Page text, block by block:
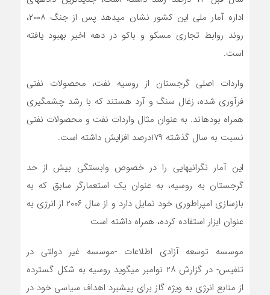
اداره آمار ملی این کشور نشان می­دهد پس از جنگ ۲۰۰۸،
روند روابط تجاری مسکو و باکو در دهه اخیر بهبود یافته
است.
واردات اصلی گرجستان از روسیه نفت، محصولات نفتی
فرآوری شده، زغال سنگ و آرد هستند که با رشد چشمگیری
همراه بوده­اند. به عنوان مثال واردات نفت و محصولات نفتی
نسبت به سال گذشته ۱۷۹درصد افزایش داشته­ است.
این آمار نگرانی­هایی را در خصوص وابستگی بیش از حد
گرجستان به روسیه، به عنوان یک استعمارگر سابق که به
بازسازی امپراطوری خود تمایل دارد و از سال ۲۰۰۶ از انرژی به
عنوان ابزار استفاده کرده، همراه داشته است
موسسه توسعه آزادی اطلاعات -موسسه غیر دولتی در
تلفیس- در گزارش ۲۸ نوامبر می­گوید روسیه به شکل گسترده
از منابع انرژی به ویژه گاز برای پیشبرد اهداف سیاسی خود در